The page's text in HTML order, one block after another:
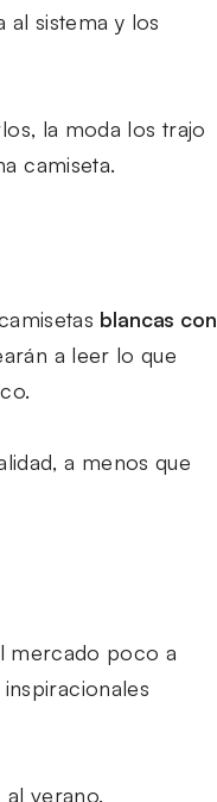
sistema y los
la moda los trajo
camiseta.
blancas con
a leer lo que
a menos que
mercado poco a
verano.